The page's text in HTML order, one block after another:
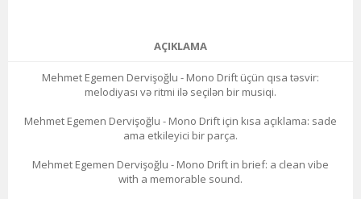
AÇIKLAMA
Mehmet Egemen Dervişoğlu - Mono Drift üçün qısa təsvir:
melodiyası və ritmi ilə seçilən bir musiqi.
Mehmet Egemen Dervişoğlu - Mono Drift için kısa açıklama: sade
ama etkileyici bir parça.
Mehmet Egemen Dervişoğlu - Mono Drift in brief: a clean vibe
with a memorable sound.